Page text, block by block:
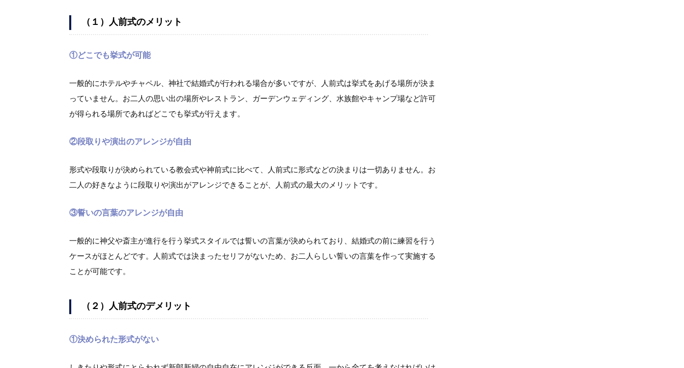
（１）人前式のメリット
①どこでも挙式が可能
一般的にホテルやチャペル、神社で結婚式が行われる場合が多いですが、人前式は挙式をあげる場所が決ま
っていません。お二人の思い出の場所やレストラン、ガーデンウェディング、水族館やキャンプ場など許可
が得られる場所であればどこでも挙式が行えます。
②段取りや演出のアレンジが自由
形式や段取りが決められている教会式や神前式に比べて、人前式に形式などの決まりは一切ありません。お
二人の好きなように段取りや演出がアレンジできることが、人前式の最大のメリットです。
③誓いの言葉のアレンジが自由
一般的に神父や斎主が進行を行う挙式スタイルでは誓いの言葉が決められており、結婚式の前に練習を行う
ケースがほとんどです。人前式では決まったセリフがないため、お二人らしい誓いの言葉を作って実施する
ことが可能です。
（２）人前式のデメリット
①決められた形式がない